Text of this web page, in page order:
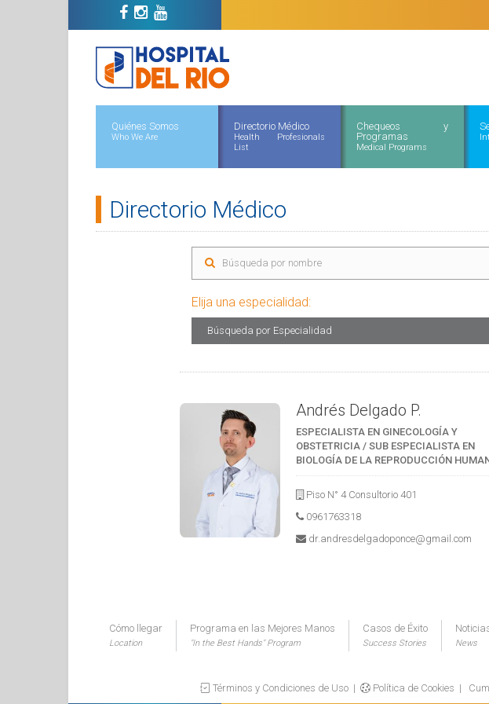
Quiénes Somos
Who We Are
Directorio Médico
Health Profesionals
List
Chequeos y
Programas
Medical Programs
Directorio Médico
Elija una especialidad:
Búsqueda por Especialidad
Andrés Delgado P.
ESPECIALISTA EN GINECOLOGÍA Y
OBSTETRICIA / SUB ESPECIALISTA EN
BIOLOGÍA DE LA REPRODUCCIÓN
Piso N° 4 Consultorio 401
0961763318
dr.andresdelgadoponce@gmail.com
Cómo llegar
Location
Programa en las Mejores Manos
"In the Best Hands" Program
Casos de Éxito
Success Stories News
Términos y Condiciones de Uso| Política de Cookies |